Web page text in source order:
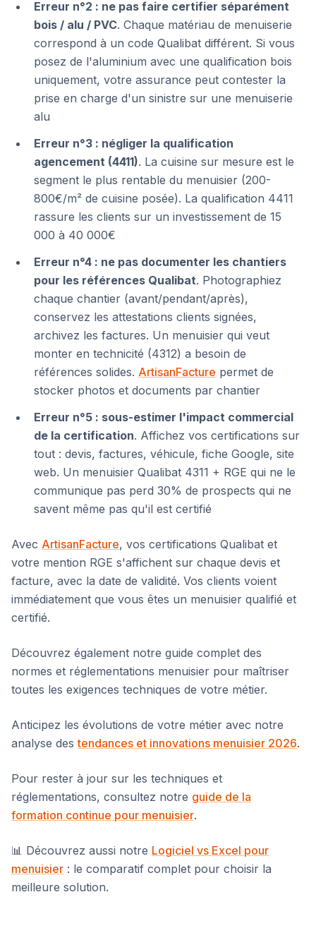
Erreur n°2 : ne pas faire certifier séparément
bois / alu / PVC. Chaque matériau de menuiserie
correspond à un code Qualibat différent. Si vous
posez de l'aluminium avec une qualification bois
uniquement, votre assurance peut contester la
prise en charge d'un sinistre sur une menuiserie
alu
Erreur n°3 : négliger la qualification
agencement (4411). La cuisine sur mesure est le
segment le plus rentable du menuisier (200-
800€/m² de cuisine posée). La qualification 4411
rassure les clients sur un investissement de 15
000 à 40 000€
Erreur n°4 : ne pas documenter les chantiers
pour les références Qualibat. Photographiez
chaque chantier (avant/pendant/après),
conservez les attestations clients signées,
archivez les factures. Un menuisier qui veut
monter en technicité (4312) a besoin de
références solides. ArtisanFacture permet de
stocker photos et documents par chantier
Erreur n°5 : sous-estimer l'impact commercial
de la certification. Affichez vos certifications sur
tout : devis, factures, véhicule, fiche Google, site
web. Un menuisier Qualibat 4311 + RGE qui ne le
communique pas perd 30% de prospects qui ne
savent même pas qu'il est certifié
Avec ArtisanFacture, vos certifications Qualibat et
votre mention RGE s'affichent sur chaque devis et
facture, avec la date de validité. Vos clients voient
immédiatement que vous êtes un menuisier qualifié et
certifié.
Découvrez également notre guide complet des
normes et réglementations menuisier pour maîtriser
toutes les exigences techniques de votre métier.
Anticipez les évolutions de votre métier avec notre
analyse destendances et innovations menuisier 2026.
Pour rester à jour sur les techniques et
réglementations, consultez notre guide de la
formation continue pour menuisier.
📊 Découvrez aussi notre Logiciel vs Excel pour
menuisier : le comparatif complet pour choisir la
meilleure solution.